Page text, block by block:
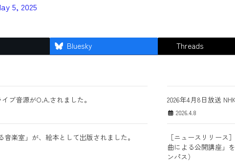
5, 2025
Bluesky Threads
ブ音源がO.A.されました。 2026年4月8日放送
2026.4.8
楽室」が、絵本として出版されました。
［ニュースリリース
曲による公開講座」
ンパス）